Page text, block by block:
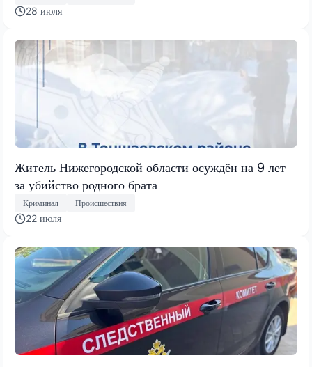
28 июля
Житель Нижегородской области осуждён на 9 лет
за убийство родного брата
Криминал Происшествия
22 июля